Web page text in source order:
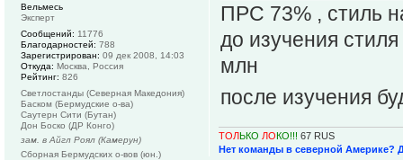
ПРС 73% , стиль
до изучения
млн
после изучения
ТОЛЬКО ЛОКО!!! 67 RUS
Нет команды в северной Америке?
Вельмесь
Эксперт
Сообщений: 11776
Благодарностей: 788
Зарегистрирован: 09 дек 2008, 14:03
Откуда: Москва, Россия
Рейтинг: 826
Светлостанды (Северная Македония)
Баском (Бермудские о-ва)
Саутерн Сити (Бутан)
Дон Боско (ДР Конго)
зам. в Айгл Роял (Камерун)
Сборная Бермудских о-вов (юн.)